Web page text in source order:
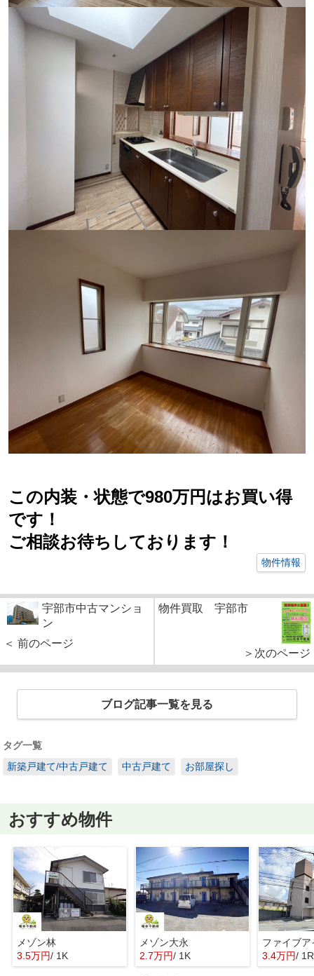
この内装・状態で980万円はお買い得
です！
ご相談お待ちしております！
物件情報
宇部市中古マンショ
ン
＜ 前のページ
物件買取 宇部市
＞次のページ
ブログ記事一覧を見る
タグ一覧
新築戸建て/中古戸建て
中古戸建て お部屋探し
おすすめ物件
メゾン林
3.5万円/ 1K
メゾン大永
2.7万円/ 1K
ファイブア
3.4万円/ 1R